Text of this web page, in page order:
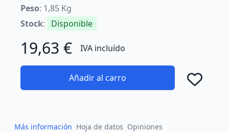
Peso: 1,85 Kg
Stock: Disponible
19,63 € IVA incluído
Añadir al carro
Más información Hoja de datos Opiniones